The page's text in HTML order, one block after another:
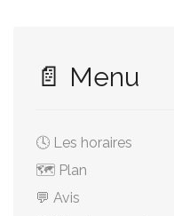
📄 Menu
🕓 Les horaires
🗺️ Plan
💬 Avis